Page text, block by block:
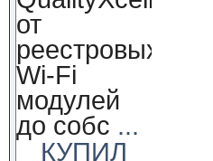
от
реестровых
Wi-Fi
модулей
до собс ...
КУПИЛ